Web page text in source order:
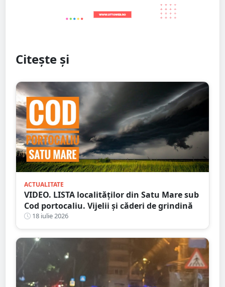
Citește și
ACTUALITATE
VIDEO. LISTA localităților din Satu Mare sub
Cod portocaliu. Vijelii și căderi de grindină
18 iulie 2026